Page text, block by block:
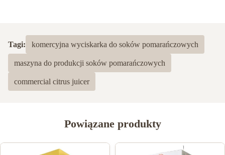
Tagi: komercyjna wyciskarka do soków pomarańczowych
maszyna do produkcji soków pomarańczowych
commercial citrus juicer
Powiązane produkty